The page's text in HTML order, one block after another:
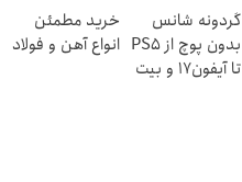
کنی! 👈🏻
پرسش‌نامه
گردونه شانس
بدون پوچ از PS5
تا آیفون17 و بیت
خرید مطمئن
انواع آهن و فولاد